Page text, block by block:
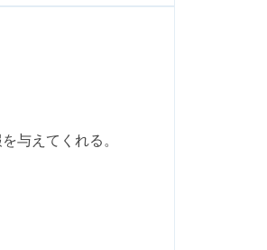
与えてくれる。